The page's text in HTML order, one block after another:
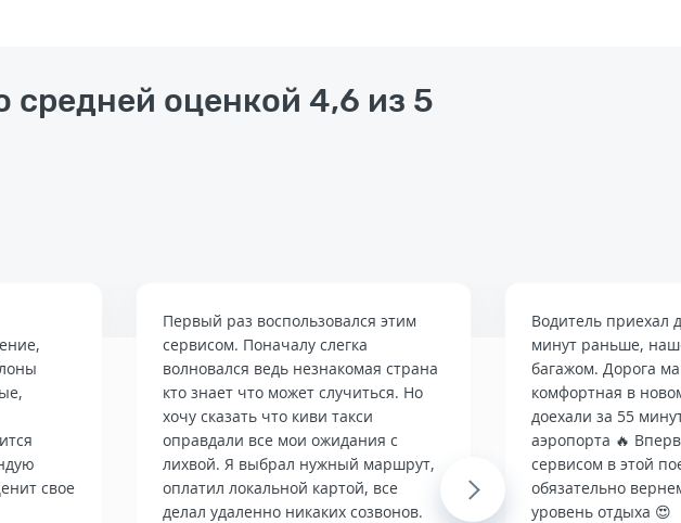
средней оценкой 4,6 из 5
свое
Первый раз воспользовался этим
сервисом. Поначалу слегка
волновался ведь незнакомая страна
кто знает что может случиться. Но
хочу сказать что киви такси
оправдали все мои ожидания с
лихвой. Я выбрал нужный маршрут,
оплатил локальной картой, все
делал удаленно никаких созвонов.
Водитель приехал
минут раньше,
багажом. Дорога
комфортная в
доехали за 55
аэропорта 🔥
сервисом в этой
обязательно
уровень отдыха 😍
Next